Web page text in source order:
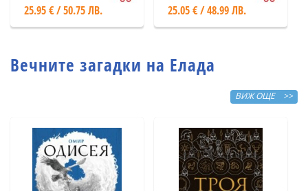
25.95 € / 50.75 ЛВ. 25.05 € / 48.99 ЛВ.
Вечните загадки на Елада
ВИЖ ОЩЕ >>